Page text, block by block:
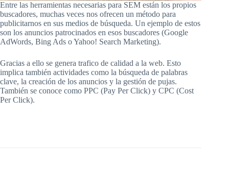
Entre las herramientas necesarias para SEM están los propios
buscadores, muchas veces nos ofrecen un método para
publicitarnos en sus medios de búsqueda. Un ejemplo de estos
son los anuncios patrocinados en esos buscadores (Google
AdWords, Bing Ads o Yahoo! Search Marketing).
Gracias a ello se genera trafico de calidad a la web. Esto
implica también actividades como la búsqueda de palabras
clave, la creación de los anuncios y la gestión de pujas.
También se conoce como PPC (Pay Per Click) y CPC (Cost
Per Click).